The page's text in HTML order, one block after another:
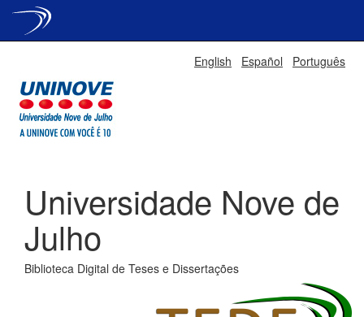
English Español Português
Universidade Nove de
Julho
Biblioteca Digital de Teses e Dissertações